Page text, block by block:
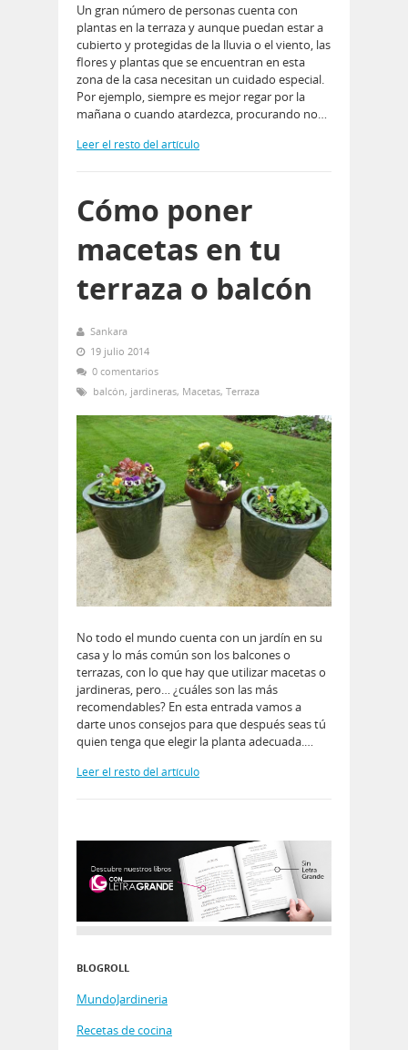
Un gran número de personas cuenta con
plantas en la terraza y aunque puedan estar a
cubierto y protegidas de la lluvia o el viento, las
flores y plantas que se encuentran en esta
zona de la casa necesitan un cuidado especial.
Por ejemplo, siempre es mejor regar por la
mañana o cuando atardezca, procurando no…
Leer el resto del artículo
Cómo poner
macetas en tu
terraza o balcón
Sankara
19 julio 2014
0 comentarios
balcón, jardineras, Macetas, Terraza
No todo el mundo cuenta con un jardín en su
casa y lo más común son los balcones o
terrazas, con lo que hay que utilizar macetas o
jardineras, pero… ¿cuáles son las más
recomendables? En esta entrada vamos a
darte unos consejos para que después seas tú
quien tenga que elegir la planta adecuada.…
Leer el resto del artículo
BLOGROLL
MundoJardineria
Recetas de cocina